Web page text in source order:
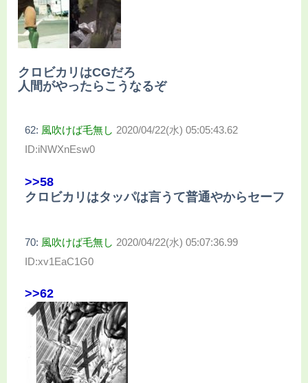
クロビカリはCGだろ
人間がやったらこうなるぞ
62: 風吹けば毛無し 2020/04/22(水) 05:05:43.62
ID:iNWXnEsw0
>>58
クロビカリはタッパは言うて普通やからセーフ
70: 風吹けば毛無し 2020/04/22(水) 05:07:36.99
ID:xv1EaC1G0
>>62